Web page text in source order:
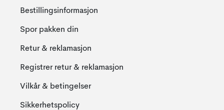
Bestillingsinformasjon
Spor pakken din
Retur & reklamasjon
Registrer retur & reklamasjon
Vilkår & betingelser
Sikkerhetspolicy